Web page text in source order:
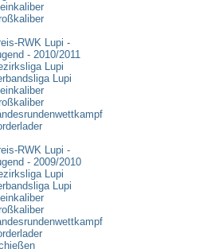
RWK Lupi -
- 2010/2011
Lupi
Lupi
RWK Lupi -
- 2009/2010
Lupi
Lupi